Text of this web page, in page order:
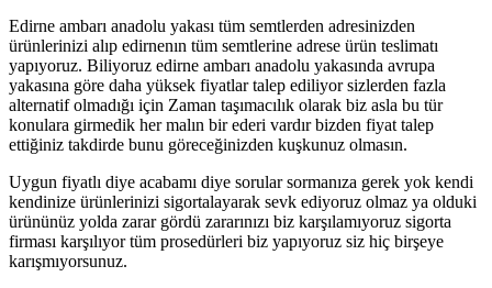
Edirne ambarı anadolu yakası tüm semtlerden adresinizden
ürünlerinizi alıp edirnenın tüm semtlerine adrese ürün teslimatı
yapıyoruz. Biliyoruz edirne ambarı anadolu yakasında avrupa
yakasına göre daha yüksek fiyatlar talep ediliyor sizlerden fazla
alternatif olmadığı için Zaman taşımacılık olarak biz asla bu tür
konulara girmedik her malın bir ederi vardır bizden fiyat talep
ettiğiniz takdirde bunu göreceğinizden kuşkunuz olmasın.
Uygun fiyatlı diye acabamı diye sorular sormanıza gerek yok kendi
kendinize ürünlerinizi sigortalayarak sevk ediyoruz olmaz ya olduki
ürününüz yolda zarar gördü zararınızı biz karşılamıyoruz sigorta
firması karşılıyor tüm prosedürleri biz yapıyoruz siz hiç birşeye
karışmıyorsunuz.